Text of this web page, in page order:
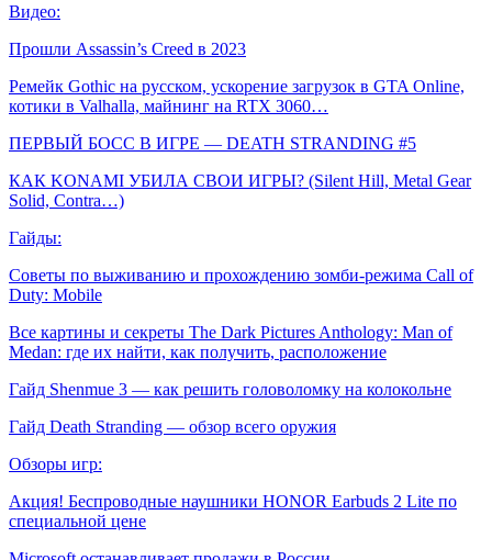
Видео:
Прошли Assassin’s Creed в 2023
Ремейк Gothic на русском, ускорение загрузок в GTA Online,
котики в Valhalla, майнинг на RTX 3060…
ПЕРВЫЙ БОСС В ИГРЕ — DEATH STRANDING #5
КАК KONAMI УБИЛА СВОИ ИГРЫ? (Silent Hill, Metal Gear
Solid, Contra…)
Гайды:
Советы по выживанию и прохождению зомби-режима Call of
Duty: Mobile
Все картины и секреты The Dark Pictures Anthology: Man of
Medan: где их найти, как получить, расположение
Гайд Shenmue 3 — как решить головоломку на колокольне
Гайд Death Stranding — обзор всего оружия
Обзоры игр:
Акция! Беспроводные наушники HONOR Earbuds 2 Lite по
специальной цене